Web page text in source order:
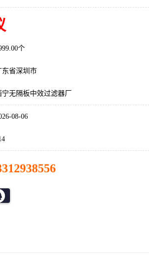
个
东省深圳市
宁无隔板中效过滤器厂
08-06